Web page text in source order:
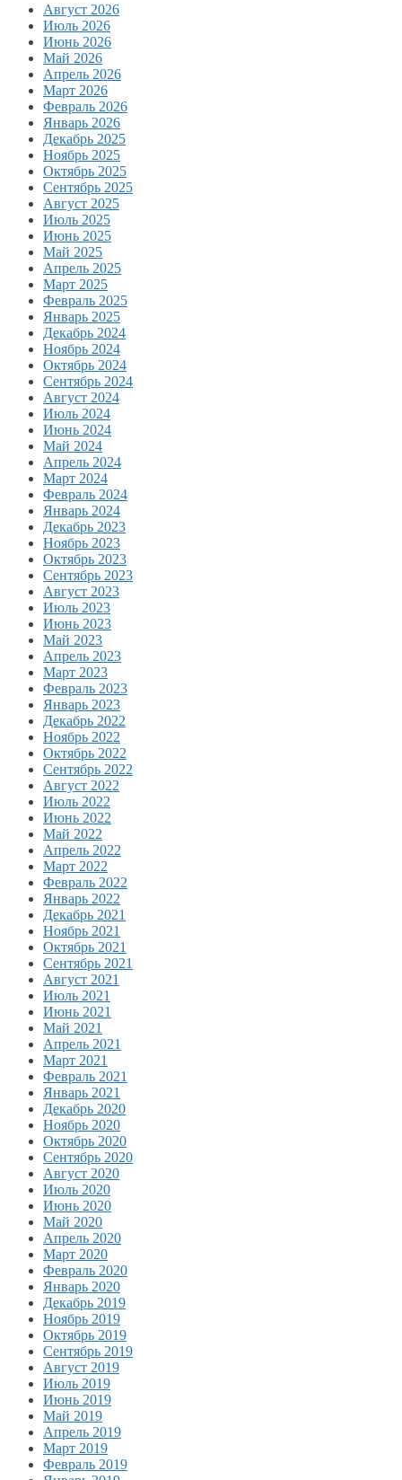
Август 2026
Июль 2026
Июнь 2026
Май 2026
Апрель 2026
Март 2026
Февраль 2026
Январь 2026
Декабрь 2025
Ноябрь 2025
Октябрь 2025
Сентябрь 2025
Август 2025
Июль 2025
Июнь 2025
Май 2025
Апрель 2025
Март 2025
Февраль 2025
Январь 2025
Декабрь 2024
Ноябрь 2024
Октябрь 2024
Сентябрь 2024
Август 2024
Июль 2024
Июнь 2024
Май 2024
Апрель 2024
Март 2024
Февраль 2024
Январь 2024
Декабрь 2023
Ноябрь 2023
Октябрь 2023
Сентябрь 2023
Август 2023
Июль 2023
Июнь 2023
Май 2023
Апрель 2023
Март 2023
Февраль 2023
Январь 2023
Декабрь 2022
Ноябрь 2022
Октябрь 2022
Сентябрь 2022
Август 2022
Июль 2022
Июнь 2022
Май 2022
Апрель 2022
Март 2022
Февраль 2022
Январь 2022
Декабрь 2021
Ноябрь 2021
Октябрь 2021
Сентябрь 2021
Август 2021
Июль 2021
Июнь 2021
Май 2021
Апрель 2021
Март 2021
Февраль 2021
Январь 2021
Декабрь 2020
Ноябрь 2020
Октябрь 2020
Сентябрь 2020
Август 2020
Июль 2020
Июнь 2020
Май 2020
Апрель 2020
Март 2020
Февраль 2020
Январь 2020
Декабрь 2019
Ноябрь 2019
Октябрь 2019
Сентябрь 2019
Август 2019
Июль 2019
Июнь 2019
Май 2019
Апрель 2019
Март 2019
Февраль 2019